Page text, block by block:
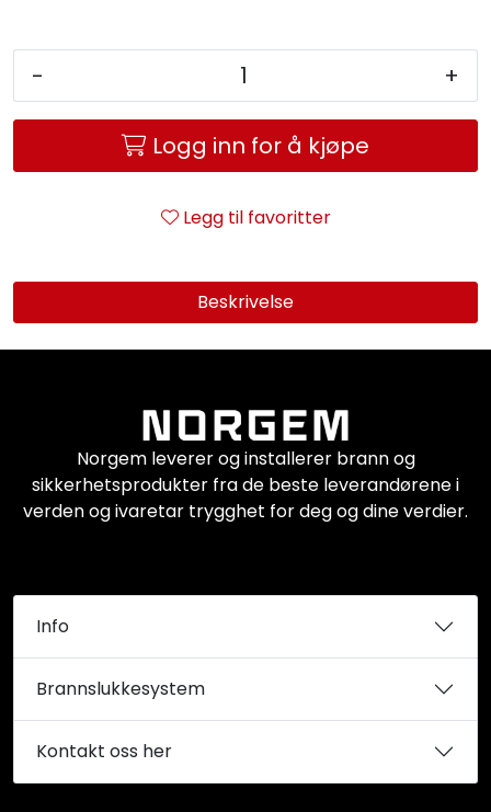
- +
Logg inn for å kjøpe
Legg til favoritter
Beskrivelse
Norgem leverer og installerer brann og
sikkerhetsprodukter fra de beste leverandørene i
verden og ivaretar trygghet for deg og dine verdier.
Info
Brannslukkesystem
Kontakt oss her